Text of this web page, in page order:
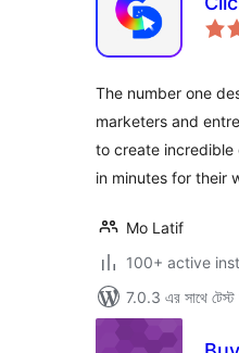
The number one
marketers and
to create incredible
in minutes for their
Mo Latif
100+ active
7.0.3 এর সাথে টেস্ট